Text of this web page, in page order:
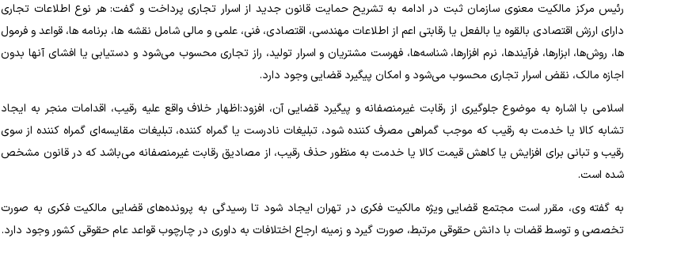
رئیس مرکز مالکیت معنوی سازمان ثبت در ادامه به تشریح حمایت قانون جدید از اسرار تجاری پرداخت و گفت: هر نوع اطلاعات تجاری
دارای ارزش اقتصادی بالقوه یا بالفعل یا رقابتی اعم از اطلاعات مهندسی، اقتصادی، فنی، علمی و مالی شامل نقشه­ ها، برنامه ­ها، قواعد و فرمول­‌
ها، روش‌­ها، ابزارها، فرآیندها، نرم ­افزار­ها، شناسه­‌ها، فهرست مشتریان و اسرار تولید، راز تجاری محسوب می­‌شود و دستیابی یا افشای آن­ها بدون
اجازه مالک، نقض اسرار تجاری محسوب می‌­شود و امکان پیگیرد قضایی وجود دارد.
اسلامی با اشاره به موضوع جلوگیری از رقابت غیرمنصفانه و پیگیرد قضایی آن، افزود:اظهار خلاف واقع علیه رقیب، اقدامات منجر به ایجاد
تشابه کالا یا خدمت به رقیب که موجب گمراهی مصرف ­کننده شود، تبلیغات نادرست یا گمراه کننده، تبلیغات مقایسه­‌ای گمراه­ کننده از سوی
رقیب و تبانی برای افزایش یا کاهش قیمت کالا یا خدمت به­ منظور حذف رقیب، از مصادیق رقابت غیرمنصفانه می‌­باشد که در قانون مشخص
شده است.
به گفته وی، مقرر است مجتمع قضایی ویژه مالکیت فکری در تهران ایجاد شود تا رسیدگی به پرونده­­‌های قضایی مالکیت فکری به صورت
تخصصی و توسط قضات با دانش حقوقی مرتبط، صورت گیرد و زمینه ارجاع اختلافات به داوری در چارچوب قواعد عام حقوقی کشور وجود دارد.